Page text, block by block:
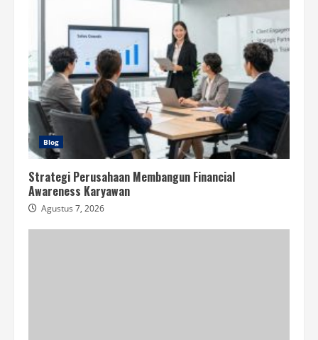
Blog
Strategi Perusahaan Membangun Financial
Awareness Karyawan
Agustus 7, 2026